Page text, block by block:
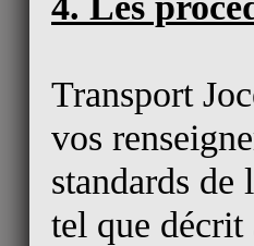
Transport
vos
standards
tel que décrit